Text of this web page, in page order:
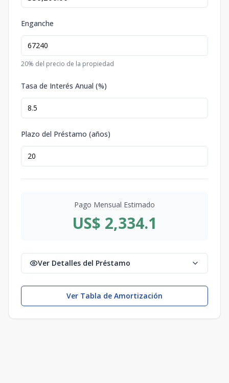
Enganche
20% del precio de la propiedad
Tasa de Interés Anual (%)
Plazo del Préstamo (años)
Pago Mensual Estimado
US$ 2,334.1
Ver Detalles del Préstamo
Ver Tabla de Amortización